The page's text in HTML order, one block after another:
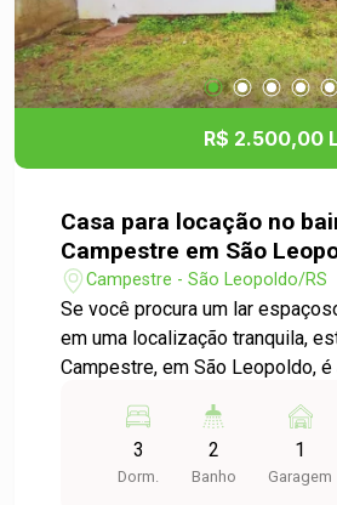
acesso ao comércio local e ao
esta é uma excelente
busca qualidade de vida e
sua visita e venha conhecer
imóvel tem a oferecer!
R$ 2.500,00
Casa para locação no
Campestre em São
Campestre - São Leopoldo/RS
Se você procura um lar
em uma localização tranquila,
Campestre, em São Leopoldo,
lavabo, além de ambientes
distribuídos e com excelente
proporcionando conforto para
3
Dorm.
2
Banho
1
Garagem